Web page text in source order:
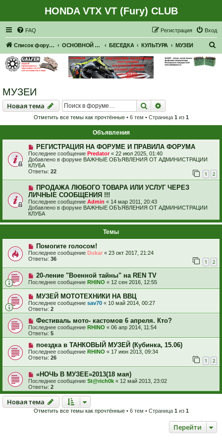
HONDA VTX VT (Fury) CLUB
FAQ Вход
Регистрация
Список форумов ОСНОВНОЙ ФОРУМ БЕСЕДКА КУЛЬТУРА МУЗЕИ
МУЗЕИ
Новая тема
Новаятема Поиск
Отметить все темы как прочтённые• 6 тем • Страница 1 из 1
Объявления
РЕГИСТРАЦИЯ НА ФОРУМЕ И ПРАВИЛА ФОРУМА
Последнее сообщение Predator« 22 июл 2025, 01:40
Добавлено в форуме ВАЖНЫЕ ОБЪЯВЛЕНИЯ ОТ АДМИНИСТРАЦИИ
КЛУБА
Ответы: 22 1 2
ПРОДАЖА ЛЮБОГО ТОВАРА ИЛИ УСЛУГ ЧЕРЕЗ
ЛИЧНЫЕ СООБЩЕНИЯ !!!
Последнее сообщение Admin « 14 мар 2011, 20:43
Добавлено в форуме ВАЖНЫЕ ОБЪЯВЛЕНИЯ ОТ АДМИНИСТРАЦИИ
КЛУБА
Темы
Помогите голосом!
Последнее сообщение Dukar « 23 окт 2017, 21:24
Ответы: 36 1 2
20-ление "Военной тайны" на REN TV
Последнее сообщение RHINO « 12 сен 2016, 12:55
МУЗЕЙ МОТОТЕХНИКИ НА ВВЦ
Последнее сообщение sav70 « 10 май 2014, 00:27
Ответы: 2
Фестиваль мото- кастомов 6 апреля. Кто?
Последнее сообщение RHINO « 06 апр 2014, 11:54
Ответы: 5
поездка в ТАНКОВЫЙ МУЗЕЙ (Кубинка, 15.06)
Последнее сообщение RHINO « 17 июн 2013, 09:34
Ответы: 26 1 2
«НОЧЬ В МУЗЕЕ»2013(18 мая)
Последнее сообщение St@rich0k « 12 май 2013, 23:02
Ответы: 2
Новая тема
Новаятема
Отметить все темы как прочтённые• 6 тем • Страница 1 из 1
Перейти